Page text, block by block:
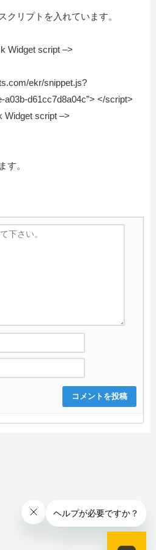
クリプトを入れています。
Widget script –>
ekr/snippet.js?
a03b-d61cc7d8a04c”> </script>
Widget script –>
す。